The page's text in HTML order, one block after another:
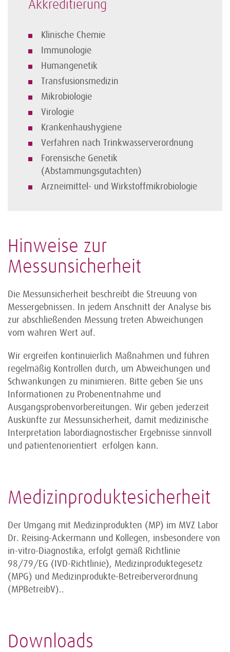
Akkreditierung
Klinische Chemie
Immunologie
Humangenetik
Transfusionsmedizin
Mikrobiologie
Virologie
Krankenhaushygiene
Verfahren nach Trinkwasserverordnung
Forensische Genetik
(Abstammungsgutachten)
Arzneimittel- und Wirkstoffmikrobiologie
Hinweise zur
Messunsicherheit
Die Messunsicherheit beschreibt die Streuung von
Messergebnissen. In jedem Anschnitt der Analyse bis
zur abschließenden Messung treten Abweichungen
vom wahren Wert auf.
Wir ergreifen kontinuierlich Maßnahmen und führen
regelmäßig Kontrollen durch, um Abweichungen und
Schwankungen zu minimieren. Bitte geben Sie uns
Informationen zu Probenentnahme und
Ausgangsprobenvorbereitungen. Wir geben jederzeit
Auskünfte zur Messunsicherheit, damit medizinische
Interpretation labordiagnostischer Ergebnisse sinnvoll
und patientenorientiert erfolgen kann.
Medizinproduktesicherheit
Der Umgang mit Medizinprodukten (MP) im MVZ Labor
Dr. Reising-Ackermann und Kollegen, insbesondere von
in-vitro-Diagnostika, erfolgt gemäß Richtlinie
98/79/EG (IVD-Richtlinie), Medizinproduktegesetz
(MPG) und Medizinprodukte-Betreiberverordnung
(MPBetreibV)..
Downloads